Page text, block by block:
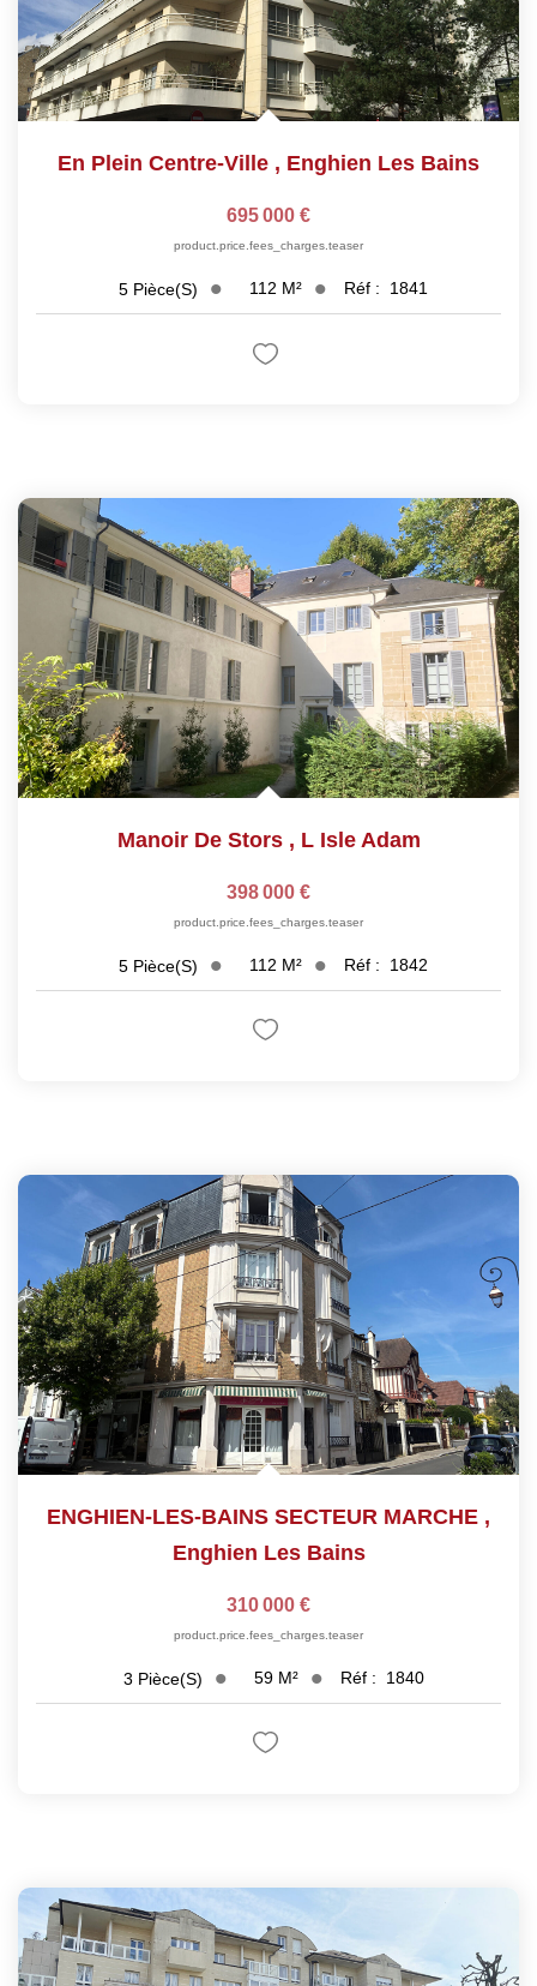
En Plein Centre-Ville , Enghien Les Bains
695 000 €
product.price.fees_charges.teaser
5 Pièce(s) 112 M² Réf : 1841
Manoir De Stors , L Isle Adam
398 000 €
product.price.fees_charges.teaser
5 Pièce(s) 112 M² Réf : 1842
ENGHIEN-LES-BAINS SECTEUR MARCHE ,
Enghien Les Bains
310 000 €
product.price.fees_charges.teaser
3 Pièce(s) 59 M² Réf : 1840